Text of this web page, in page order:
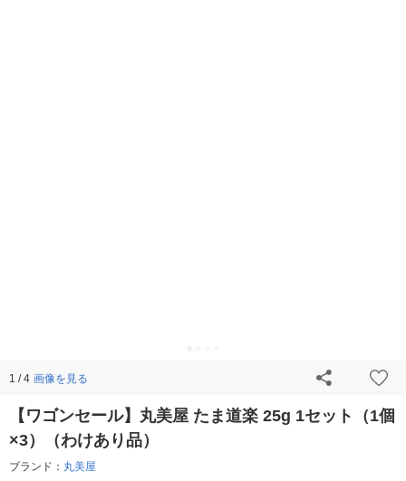
1 / 4 画像を見る
【ワゴンセール】丸美屋 たま道楽 25g 1セット（1個
×3）（わけあり品）
ブランド： 丸美屋